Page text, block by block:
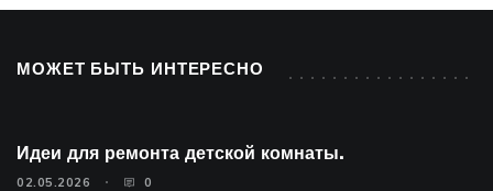
МОЖЕТ БЫТЬ ИНТЕРЕСНО
Идеи для ремонта детской комнаты.
02.05.2026 0